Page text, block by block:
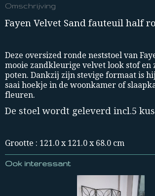
Omschrijving
Fayen Velvet Sand fauteuil half
Deze oversized ronde neststoel van
mooie zandkleurige velvet look stof en
poten. Dankzij zijn stevige formaat is
saai hoekje in de woonkamer of
fleuren.
De stoel wordt geleverd incl.5
Grootte : 121.0 x 121.0 x 68.0 cm
Ook interessant